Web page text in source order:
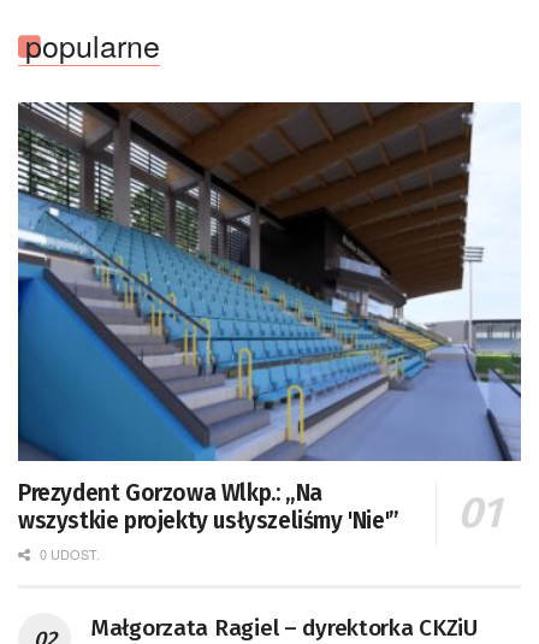
popularne
Prezydent Gorzowa Wlkp.: „Na
wszystkie projekty usłyszeliśmy 'Nie'”
0 UDOST.
Małgorzata Ragiel – dyrektorka CKZiU